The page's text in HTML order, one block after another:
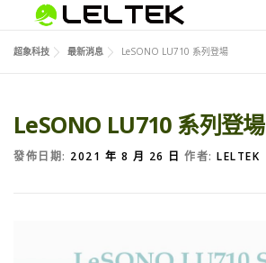
超象科技 最新消息 LeSONO LU710 系列登場
LeSONO LU710 系列登場
發佈日期: 2021 年 8 月 26 日 作者: LELTEK